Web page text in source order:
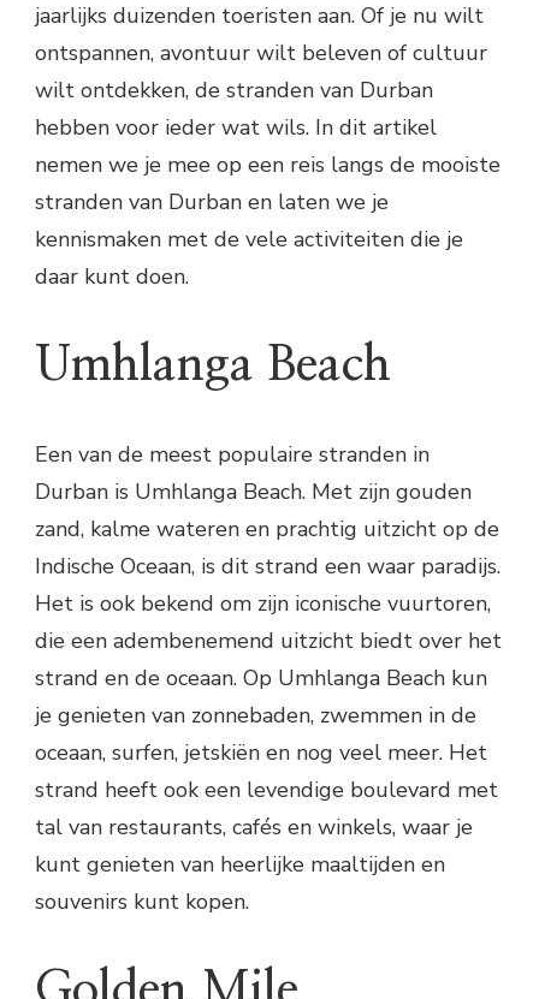
jaarlijks duizenden toeristen aan. Of je nu wilt
ontspannen, avontuur wilt beleven of cultuur
wilt ontdekken, de stranden van Durban
hebben voor ieder wat wils. In dit artikel
nemen we je mee op een reis langs de mooiste
stranden van Durban en laten we je
kennismaken met de vele activiteiten die je
daar kunt doen.
Umhlanga Beach
Een van de meest populaire stranden in
Durban is Umhlanga Beach. Met zijn gouden
zand, kalme wateren en prachtig uitzicht op de
Indische Oceaan, is dit strand een waar paradijs.
Het is ook bekend om zijn iconische vuurtoren,
die een adembenemend uitzicht biedt over het
strand en de oceaan. Op Umhlanga Beach kun
je genieten van zonnebaden, zwemmen in de
oceaan, surfen, jetskiën en nog veel meer. Het
strand heeft ook een levendige boulevard met
tal van restaurants, cafés en winkels, waar je
kunt genieten van heerlijke maaltijden en
souvenirs kunt kopen.